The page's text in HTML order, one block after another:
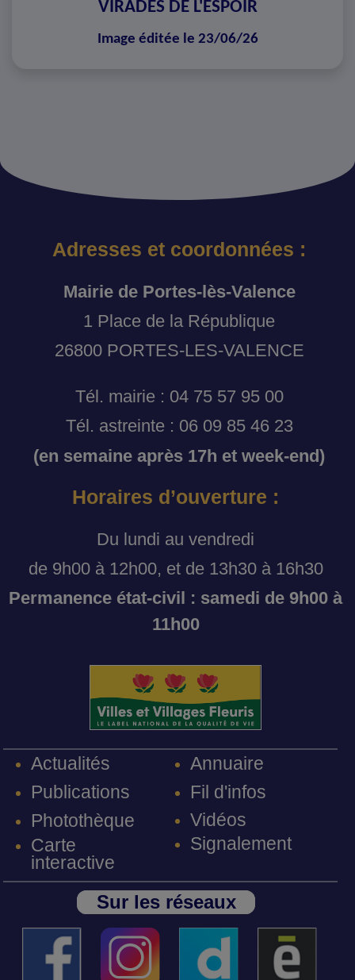
VIRADES DE L'ESPOIR
Image éditée le 23/06/26
Adresses et coordonnées :
Mairie de Portes-lès-Valence
1 Place de la République
26800 PORTES-LES-VALENCE
Tél. mairie : 04 75 57 95 00
Tél. astreinte : 06 09 85 46 23
(en semaine après 17h et week-end)
Horaires d’ouverture :
Du lundi au vendredi
de 9h00 à 12h00, et de 13h30 à 16h30
Permanence état-civil : samedi de 9h00 à
11h00
Actualités
Publications
Photothèque
Carte
interactive
Annuaire
Fil d'infos
Vidéos
Signalement
Sur les réseaux